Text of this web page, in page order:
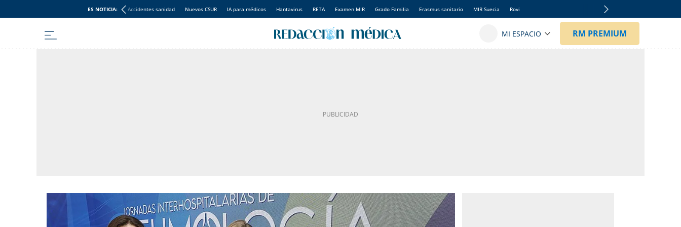
ES NOTICIA: Accidentes sanidad Nuevos CSUR IA para médicos Hantavirus RETA Examen MIR Grado Familia Erasmus sanitario MIR Suecia Rovi